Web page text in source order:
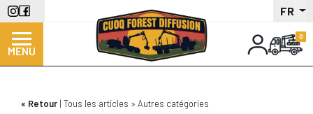
Aller
au
contenu
principal
FR
MENU
Retour Tous les articles
Autres catégories